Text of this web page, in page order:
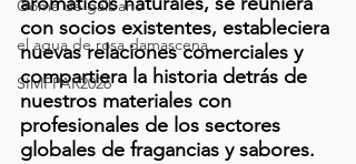
Goma de gálbano
el agua de rosa damascena
SIMPPAR2026
con socios existentes, estableciera
nuevas relaciones comerciales y
compartiera la historia detrás de
nuestros materiales con
profesionales de los sectores
globales de fragancias y sabores.